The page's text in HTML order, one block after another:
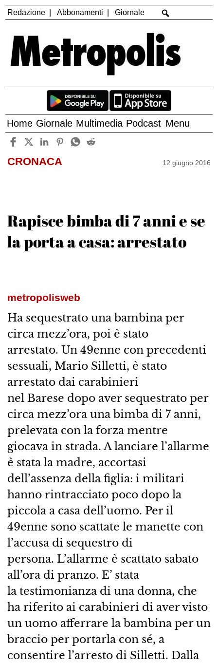
Redazione Abbonamenti Giornale
Home Giornale Multimedia Podcast Menu
CRONACA 12 giugno 2016
Rapisce bimba di 7 anni e se
la porta a casa: arrestato
metropolisweb
Ha sequestrato una bambina per
circa mezz’ora, poi è stato
arrestato. Un 49enne con precedenti
sessuali, Mario Silletti, è stato
arrestato dai carabinieri
nel Barese dopo aver sequestrato per
circa mezz’ora una bimba di 7 anni,
prelevata con la forza mentre
giocava in strada. A lanciare l’allarme
è stata la madre, accortasi
dell’assenza della figlia: i militari
hanno rintracciato poco dopo la
piccola a casa dell’uomo. Per il
49enne sono scattate le manette con
l’accusa di sequestro di
persona. L’allarme è scattato sabato
all’ora di pranzo. E’ stata
la testimonianza di una donna, che
ha riferito ai carabinieri di aver visto
un uomo afferrare la bambina per un
braccio per portarla con sé, a
consentire l’arresto di Silletti. Dalla